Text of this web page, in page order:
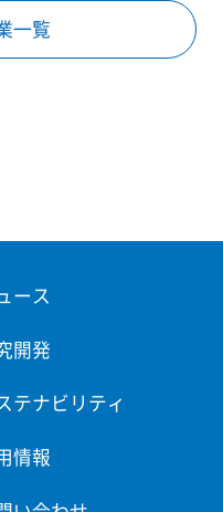
一覧
ース
開発
テナビリティ
情報